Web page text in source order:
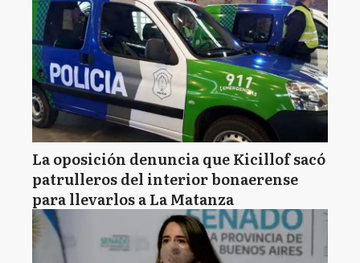
La oposición denuncia que Kicillof sacó
patrulleros del interior bonaerense
para llevarlos a La Matanza